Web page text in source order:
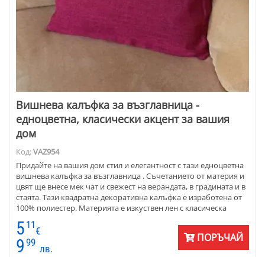
Вишнева калъфка за възглавница -
едноцветна, класически акцент за вашия
дом
Код:VAZ954
Придайте на вашия дом стил и елегантност с тази едноцветна
вишнева калъфка за възглавница . Съчетанието от материя и
цвят ще внесе мек чат и свежест на верандата, в градината и в
стаята. Тази квадратна декоративна калъфка е изработена от
100% полиестер. Материята е изкуствен лен с класическа
ленена текстура. Високо качество и устойчивост на износване
са присъщи на този плат. Калъфката се поддържа лесно за
поддръжка. Вишневият цвят добавя акцент и привлича
вниманието. Размерът е 45х45 см.
5 11
€
9 99
лв.
ПОРЪЧАЙ